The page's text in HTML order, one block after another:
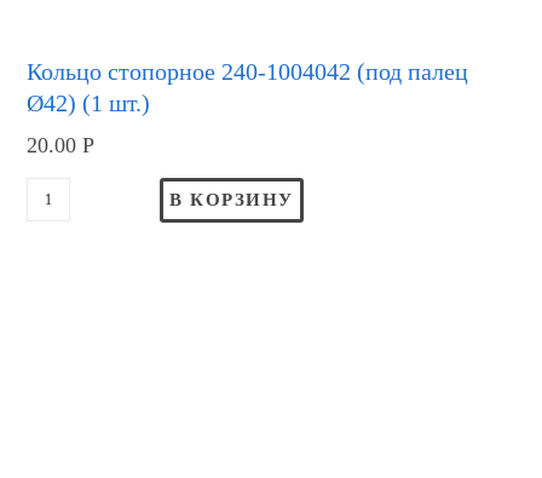
Кольцо стопорное 240-1004042 (под палец
Ø42) (1 шт.)
20.00Р
В КОРЗИНУ